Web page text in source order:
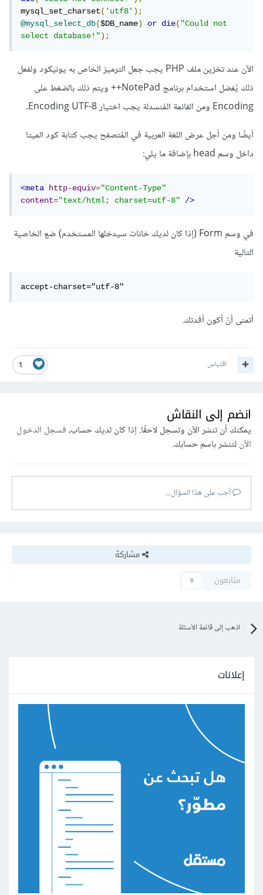
mysql_set_charset('utf8');
@mysql_select_db($DB_name) or die("Could not
select database!");
الآن عند تخزين ملف PHP يجب جعل الترميز الخاص به يونيكود ولفعل
ذلك يُفضل استخدام برنامج NotePad++ ويتم ذلك بالضغط على
Encoding ومن القائمة المُنسدلة يجب اختيار Encoding UTF-8.
أيضًا ومن أجل عرض اللغة العربية في المُتصفح يجب كتابة كود الميتا
داخل وسم head بإضافة ما يلي:
<meta http-equiv="Content-Type"
content="text/html; charset=utf-8" />
في وسم Form (إذا كان لديك خانات سيدخلها المستخدم) ضع الخاصية
التالية
accept-charset="utf-8"
أتمنى أنّ أكون أفدتك.
1 اقتباس
انضم إلى النقاش
يمكنك أن تنشر الآن وتسجل لاحقًا. إذا كان لديك حساب،فسجل الدخول
الآنلتنشر باسم حسابك.
أجب على هذا السؤال...
مشاركة
متابعون
0
اذهب إلى قائمة الأسئلة
إعلانات